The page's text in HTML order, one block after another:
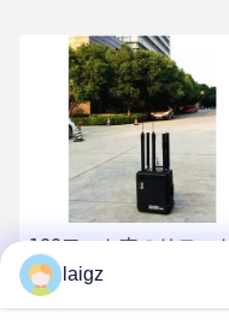
120ワット車のリモー
コントロール妨害機、
100mの高い範囲の可
laigz